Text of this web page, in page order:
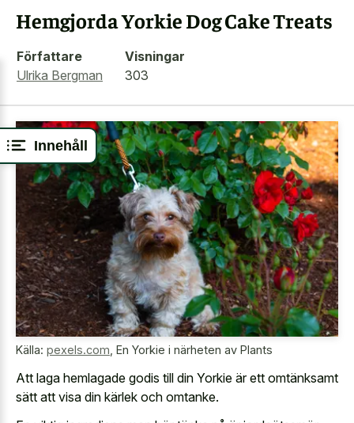
Innehåll
Hemgjorda Yorkie Dog Cake Treats
Författare
Ulrika Bergman
Visningar
303
Källa: pexels.com En Yorkie i närheten av Plants
Att laga hemlagade godis till din Yorkie är ett omtänksamt
sätt att visa din kärlek och omtanke.